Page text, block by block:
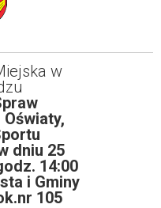
w
Oświaty,
dniu 25
14:00
i Gminy
105